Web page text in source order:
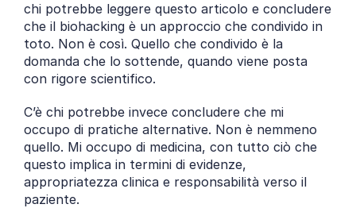
chi potrebbe leggere questo articolo e concludere
che il biohacking è un approccio che condivido in
toto. Non è così. Quello che condivido è la
domanda che lo sottende, quando viene posta
con rigore scientifico.
C’è chi potrebbe invece concludere che mi
occupo di pratiche alternative. Non è nemmeno
quello. Mi occupo di medicina, con tutto ciò che
questo implica in termini di evidenze,
appropriatezza clinica e responsabilità verso il
paziente.